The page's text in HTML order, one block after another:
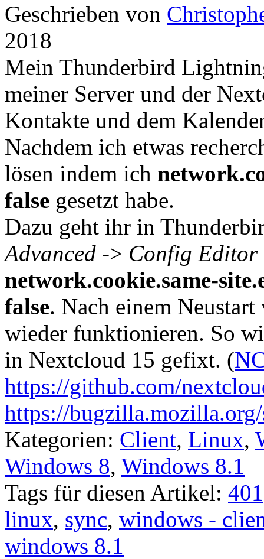
Geschrieben von
2018
Mein Thunderbird
meiner Server und der
Kontakte und dem
Nachdem ich etwas
lösen indem ich
false gesetzt habe.
Dazu geht ihr in
Advanced -> Config Editor
network.cookie.same-
false. Nach einem
wieder funktionieren. So
in Nextcloud 15 gefixt. (
https://github.com/
https://
Kategorien: Client, Linux,
Windows 8, Windows 8.1
Tags für diesen Artikel: 401
linux, sync, windows -
windows 8.1